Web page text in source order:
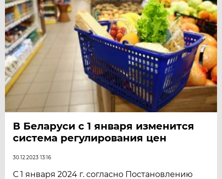
В Беларуси с 1 января изменится
система регулирования цен
30.12.2023 13:16
С 1 января 2024 г. согласно Постановлению